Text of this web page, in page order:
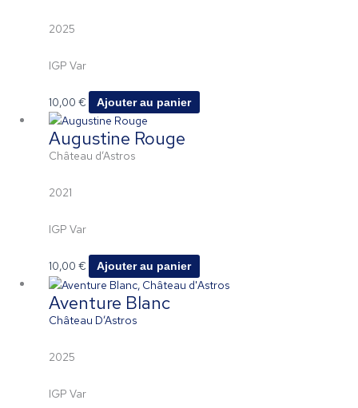
2025
IGP Var
10,00€ Ajouter au panier
Augustine Rouge
Château d’Astros
2021
IGP Var
10,00€ Ajouter au panier
Aventure Blanc
Château D’Astros
2025
IGP Var
Ce